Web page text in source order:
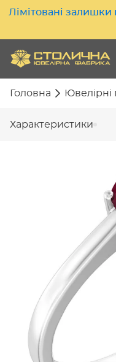
Лімітовані залишки
Головна
Характеристики